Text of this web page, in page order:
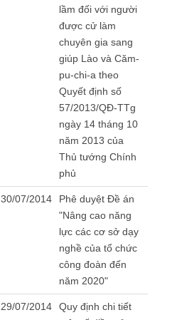
lầm đối với người
được cử làm
chuyên gia sang
giúp Lào và Căm-
pu-chi-a theo
Quyết định số
57/2013/QĐ-TTg
ngày 14 tháng 10
năm 2013 của
Thủ tướng Chính
phủ
30/07/2014
Phê duyệt Đề án
"Nâng cao năng
lực các cơ sở dạy
nghề của tổ chức
công đoàn đến
năm 2020"
29/07/2014
Quy định chi tiết